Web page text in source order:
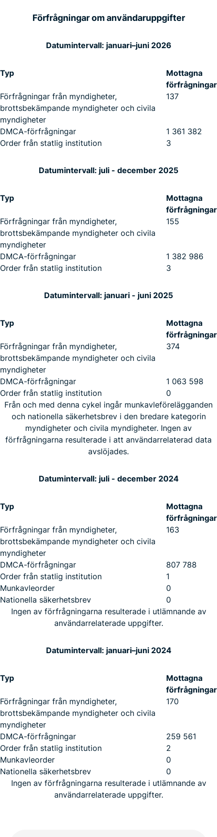
Förfrågningar om användaruppgifter
Datumintervall: januari–juni 2026
Typ
Mottagna
förfrågningar
Förfrågningar från myndigheter,
brottsbekämpande myndigheter och civila
myndigheter
137
DMCA-förfrågningar
1 361 382
Order från statlig institution
3
Datumintervall: juli - december 2025
Typ
Mottagna
förfrågningar
Förfrågningar från myndigheter,
brottsbekämpande myndigheter och civila
myndigheter
155
DMCA-förfrågningar
1 382 986
Order från statlig institution
3
Datumintervall: januari - juni 2025
Typ
Mottagna
förfrågningar
Förfrågningar från myndigheter,
brottsbekämpande myndigheter och civila
myndigheter
374
DMCA-förfrågningar
1 063 598
Order från statlig institution
0
Från och med denna cykel ingår munkavleförelägganden
och nationella säkerhetsbrev i den bredare kategorin
myndigheter och civila myndigheter. Ingen av
förfrågningarna resulterade i att användarrelaterad data
avslöjades.
Datumintervall: juli - december 2024
Typ
Mottagna
förfrågningar
Förfrågningar från myndigheter,
brottsbekämpande myndigheter och civila
myndigheter
163
DMCA-förfrågningar
807 788
Order från statlig institution
1
Munkavleorder
0
Nationella säkerhetsbrev
0
Ingen av förfrågningarna resulterade i utlämnande av
användarrelaterade uppgifter.
Datumintervall: januari–juni 2024
Typ
Mottagna
förfrågningar
Förfrågningar från myndigheter,
brottsbekämpande myndigheter och civila
myndigheter
170
DMCA-förfrågningar
259 561
Order från statlig institution
2
Munkavleorder
0
Nationella säkerhetsbrev
0
Ingen av förfrågningarna resulterade i utlämnande av
användarrelaterade uppgifter.